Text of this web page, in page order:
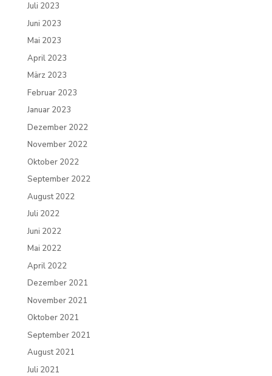
Juli 2023
Juni 2023
Mai 2023
April 2023
März 2023
Februar 2023
Januar 2023
Dezember 2022
November 2022
Oktober 2022
September 2022
August 2022
Juli 2022
Juni 2022
Mai 2022
April 2022
Dezember 2021
November 2021
Oktober 2021
September 2021
August 2021
Juli 2021